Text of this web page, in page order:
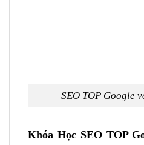
SEO TOP Google
Khóa Học SEO TOP